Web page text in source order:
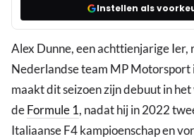
Instellen als
Alex Dunne, een achttienjarige
Nederlandse team MP Motorsport
maakt dit seizoen zijn debuut in
deFormule 1, nadat hij in 2022
Italiaanse F4 kampioenschap en